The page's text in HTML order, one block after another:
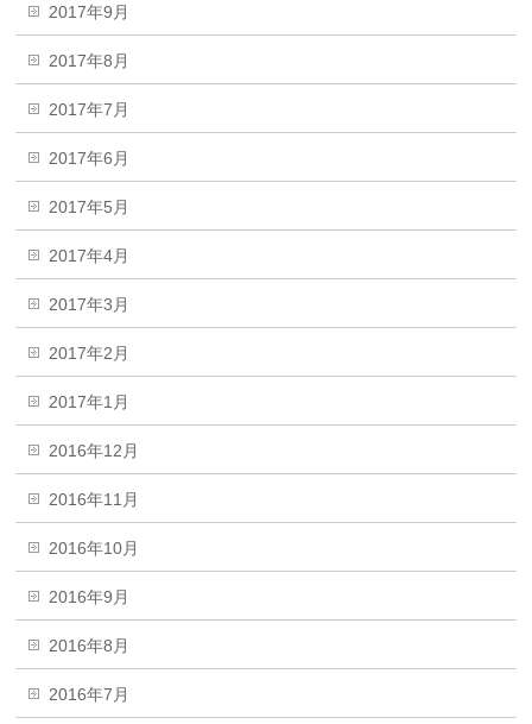
2017年9月
2017年8月
2017年7月
2017年6月
2017年5月
2017年4月
2017年3月
2017年2月
2017年1月
2016年12月
2016年11月
2016年10月
2016年9月
2016年8月
2016年7月